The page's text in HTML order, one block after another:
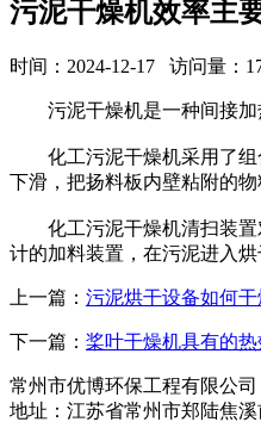
污泥干燥机效率主
时间：2024-12-17 访问量：
污泥干燥机是一种间接加热
化工污泥干燥机采用了组合
下滑，把扬料板内壁粘附的物
化工污泥干燥机清扫装置
计的加料装置，在污泥进入
上一篇： 污泥烘干设备如何
下一篇： 桨叶干燥机具有的
常州市优博环保工程有限公司
地址：江苏省常州市郑陆焦